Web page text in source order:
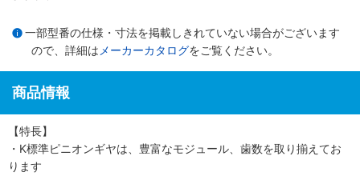
一部型番の仕様・寸法を掲載しきれていない場合がございます
ので、詳細は メーカーカタログをご覧ください。
商品情報
【特長】
・K標準ピニオンギヤは、豊富なモジュール、歯数を取り揃えてお
ります